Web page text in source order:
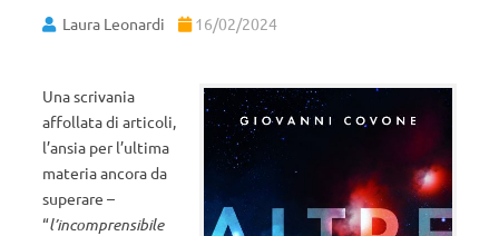
Laura Leonardi 16/02/2024
Una scrivania
affollata di articoli,
l’ansia per l’ultima
materia ancora da
superare –
“l’incomprensibile